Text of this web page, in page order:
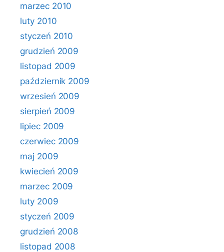
marzec 2010
luty 2010
styczeń 2010
grudzień 2009
listopad 2009
październik 2009
wrzesień 2009
sierpień 2009
lipiec 2009
czerwiec 2009
maj 2009
kwiecień 2009
marzec 2009
luty 2009
styczeń 2009
grudzień 2008
listopad 2008